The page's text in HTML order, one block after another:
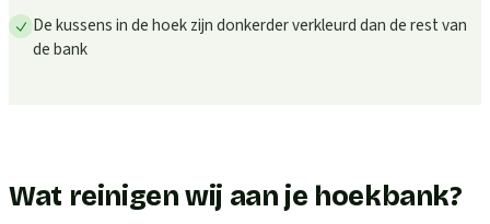
De kussens in de hoek zijn donkerder verkleurd dan de rest van
de bank
Wat reinigen wij aan je hoekbank?